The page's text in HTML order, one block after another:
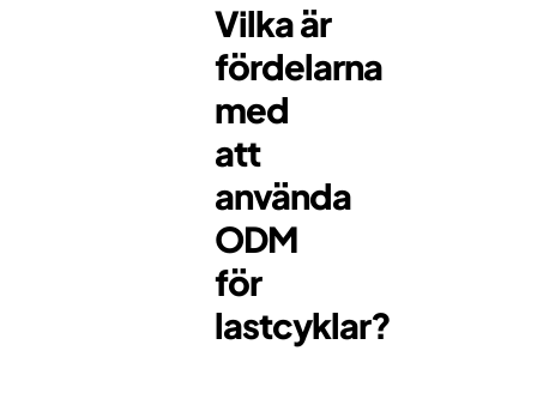
Vilka är
fördelarna
med
att
använda
ODM
för
lastcyklar?